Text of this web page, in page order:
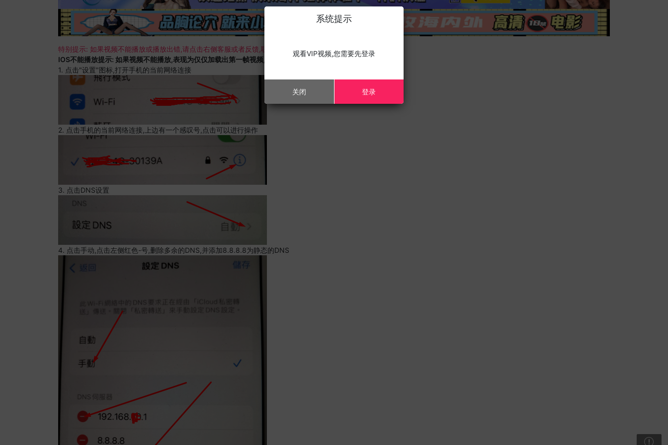
特别提示: 如果视频不能播放或播放出错,请点击右侧客服或者反馈,联系我们;
IOS不能播放提示: 如果视频不能播放,表现为仅仅加载出第一帧视频,且您的设备为苹果手机,请进行以下修改;
1. 点击"设置"图标,打开手机的当前网络连接
2. 点击手机的当前网络连接,上边有一个感叹号,点击可以进行操作
3. 点击DNS设置
4. 点击手动,点击左侧红色-号,删除多余的DNS,并添加8.8.8.8为静态的DNS
系统提示
观看VIP视频,您需要先登录
关闭 登录